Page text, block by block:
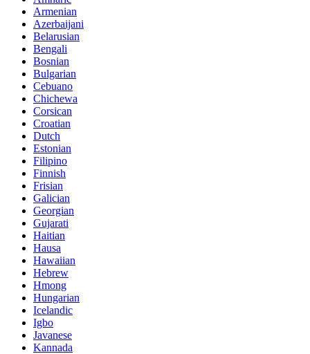
Armenian
Azerbaijani
Belarusian
Bengali
Bosnian
Bulgarian
Cebuano
Chichewa
Corsican
Croatian
Dutch
Estonian
Filipino
Finnish
Frisian
Galician
Georgian
Gujarati
Haitian
Hausa
Hawaiian
Hebrew
Hmong
Hungarian
Icelandic
Igbo
Javanese
Kannada